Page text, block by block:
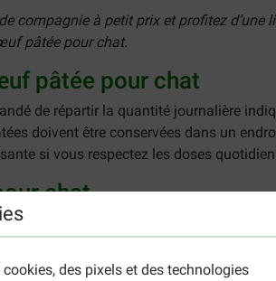
des pixels et des technologies
compagnie à petit prix et profitez d’une
pâtée pour chat.
pâtée pour chat
de répartir la quantité journalière
doivent être conservées dans un
si vous respectez les doses
chat
%, minéraux.
cendres brutes 1 %, fibres brutes 0,5 %,